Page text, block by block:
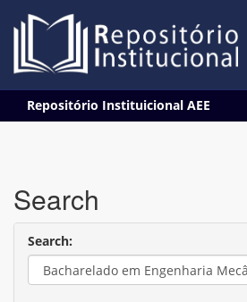
navigation
Repositório Instituicional AEE
Search
Search: